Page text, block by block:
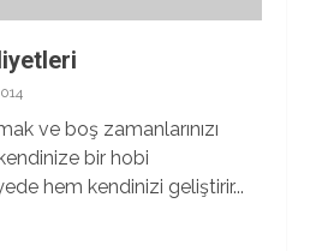
ve boş zamanlarınızı
bir hobi
hem kendinizi geliştirir...